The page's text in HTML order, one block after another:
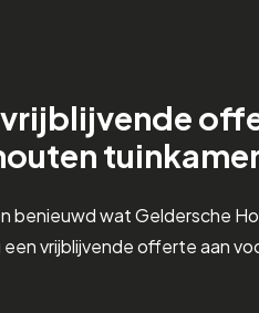
benieuwd wat Geldersche
vrijblijvende offerte aan